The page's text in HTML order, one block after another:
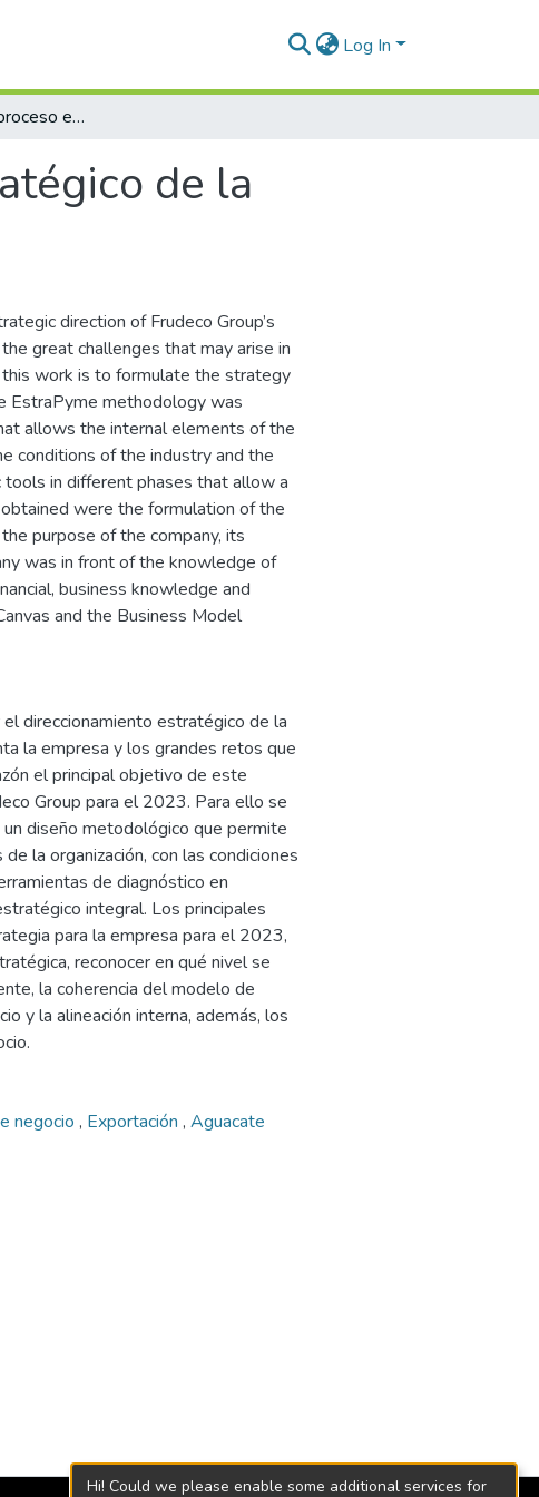
Log In
Formulación del proceso estratégico de la empresa Frudeco Group para el 2023
de la
direction of Frudeco Group’s
great challenges that may arise in
work is to formulate the strategy
EstraPyme methodology was
allows the internal elements of the
conditions of the industry and the
in different phases that allow a
were the formulation of the
purpose of the company, its
was in front of the knowledge of
business knowledge and
and the Business Model
direccionamiento estratégico de la
la empresa y los grandes retos que
el principal objetivo de este
Group para el 2023. Para ello se
diseño metodológico que permite
la organización, con las condiciones
de diagnóstico en
integral. Los principales
para la empresa para el 2023,
reconocer en qué nivel se
la coherencia del modelo de
y la alineación interna, además, los
negocio , Exportación , Aguacate
Hi! Could we please enable some additional services for